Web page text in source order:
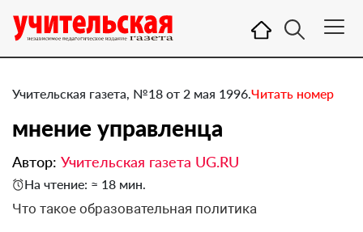
Учительская газета, №18 от 2 мая 1996.Читать номер
мнение управленца
Автор: Учительская газета UG.RU
На чтение: ≈ 18 мин.
Что такое образовательная политика